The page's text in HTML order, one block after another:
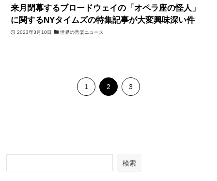
来月閉幕するブロードウェイの「オペラ座の怪人」
に関するNYタイムズの特集記事が大変興味深い件
2023年3月10日 世界の音楽ニュース
1 2 3
検索